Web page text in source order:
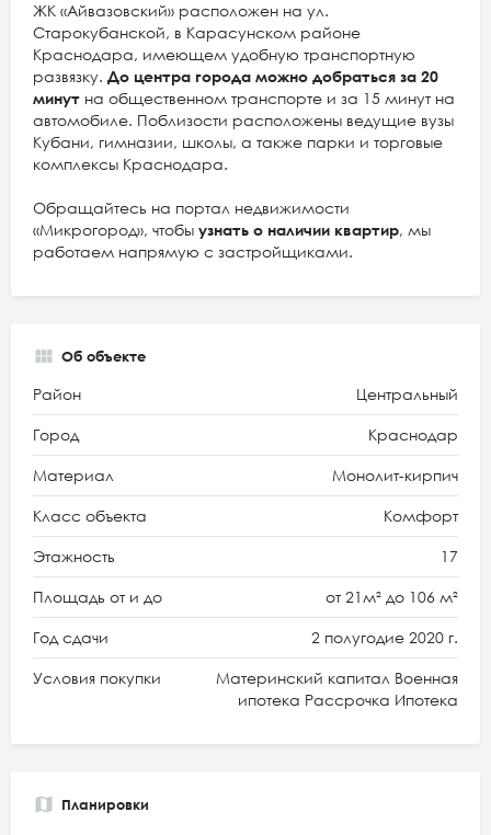
ЖК «Айвазовский» расположен на ул.
Старокубанской, в Карасунском районе
Краснодара, имеющем удобную транспортную
развязку. До центра города можно добраться за 20
минут на общественном транспорте и за 15 минут на
автомобиле. Поблизости расположены ведущие вузы
Кубани, гимназии, школы, а также парки и торговые
комплексы Краснодара.
Обращайтесь на портал недвижимости
«Микрогород», чтобы узнать о наличии квартир, мы
работаем напрямую с застройщиками.
Об объекте
Район Центральный
Город Краснодар
Материал Монолит-кирпич
Класс объекта Комфорт
Этажность 17
Площадь от и до от 21м² до 106 м²
Год сдачи 2 полугодие 2020 г.
Условия покупки
Материнский капитал Военная
ипотека Рассрочка Ипотека
Планировки